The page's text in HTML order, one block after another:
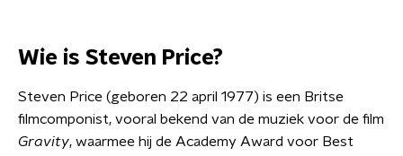
Wie is Steven Price?
Steven Price (geboren 22 april 1977) is een Britse
filmcomponist, vooral bekend van de muziek voor de film
Gravity, waarmee hij de Academy Award voor Best